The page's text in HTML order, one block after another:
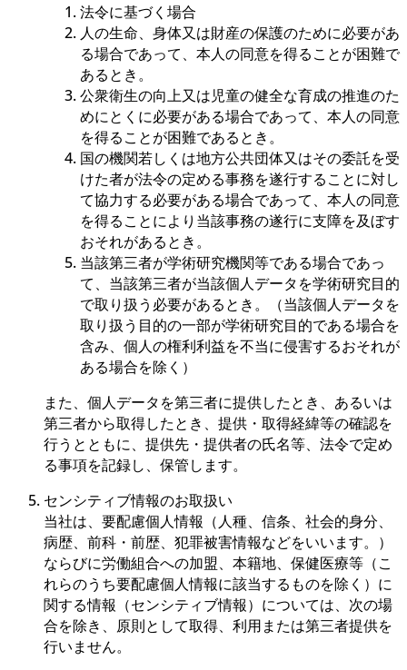
法令に基づく場合
人の生命、身体又は財産の保護のために必要があ
る場合であって、本人の同意を得ることが困難で
あるとき。
公衆衛生の向上又は児童の健全な育成の推進のた
めにとくに必要がある場合であって、本人の同意
を得ることが困難であるとき。
国の機関若しくは地方公共団体又はその委託を受
けた者が法令の定める事務を遂行することに対し
て協力する必要がある場合であって、本人の同意
を得ることにより当該事務の遂行に支障を及ぼす
おそれがあるとき。
当該第三者が学術研究機関等である場合であっ
て、当該第三者が当該個人データを学術研究目的
で取り扱う必要があるとき。（当該個人データを
取り扱う目的の一部が学術研究目的である場合を
含み、個人の権利利益を不当に侵害するおそれが
ある場合を除く）
また、個人データを第三者に提供したとき、あるいは
第三者から取得したとき、提供・取得経緯等の確認を
行うとともに、提供先・提供者の氏名等、法令で定め
る事項を記録し、保管します。
センシティブ情報のお取扱い
当社は、要配慮個人情報（人種、信条、社会的身分、
病歴、前科・前歴、犯罪被害情報などをいいます。）
ならびに労働組合への加盟、本籍地、保健医療等（こ
れらのうち要配慮個人情報に該当するものを除く）に
関する情報（センシティブ情報）については、次の場
合を除き、原則として取得、利用または第三者提供を
行いません。